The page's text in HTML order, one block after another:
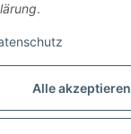
.
Alle akzeptieren